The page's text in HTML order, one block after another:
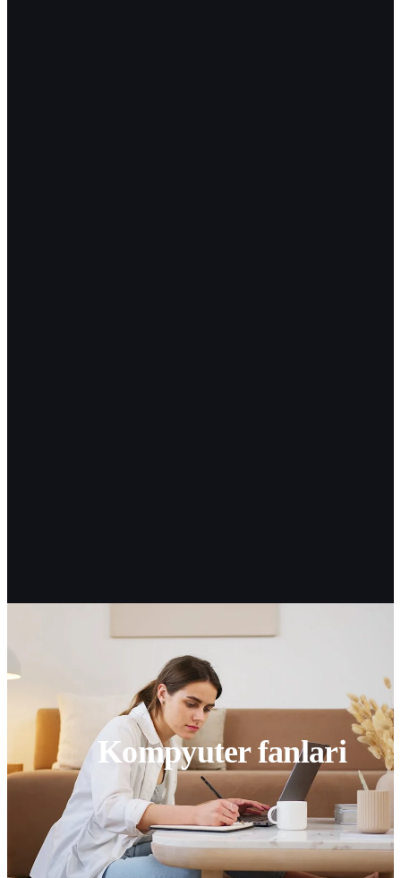
Kompyuter fanlari